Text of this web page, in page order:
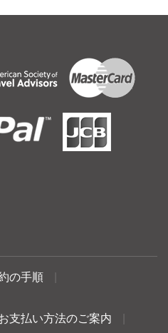
の手順
支払い方法のご案内